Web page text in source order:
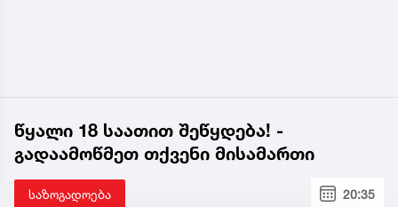
წყალი 18 საათით შეწყდება! -
გადაამოწმეთ თქვენი მისამართი
საზოგადოება 20:35